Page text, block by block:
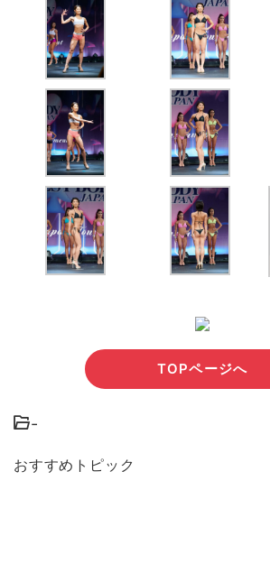
TOPページへ
-
おすすめトピック